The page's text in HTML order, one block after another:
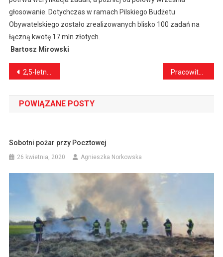
głosowanie. Dotychczas w ramach Pilskiego Budżetu
Obywatelskiego zostało zrealizowanych blisko 100 zadań na
łączną kwotę 17 mln złotych.
Bartosz Mirowski
Nawigacja
wpisu
2,5-letnia dziewczynka wypadła z okna. Nic jej się nie stało
POWIĄZANE POSTY
Sobotni pożar przy Pocztowej
26 kwietnia, 2020 Agnieszka Norkowska